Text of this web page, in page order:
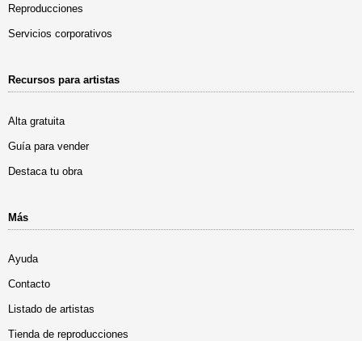
Reproducciones
Servicios corporativos
Recursos para artistas
Alta gratuita
Guía para vender
Destaca tu obra
Más
Ayuda
Contacto
Listado de artistas
Tienda de reproducciones